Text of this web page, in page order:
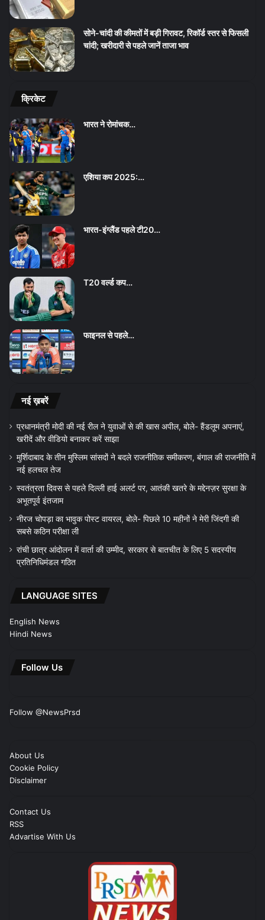
सोने-चांदी की कीमतों में बड़ी गिरावट, रिकॉर्ड स्तर से फिसली
चांदी; खरीदारी से पहले जानें ताजा भाव
क्रिकेट
भारत ने रोमांचक…
एशिया कप 2025:…
भारत-इंग्लैंड पहले टी20…
T20 वर्ल्ड कप…
फाइनल से पहले…
नई ख़बरें
प्रधानमंत्री मोदी की नई रील ने युवाओं से की खास अपील, बोले- हैंडलूम अपनाएं,
खरीदें और वीडियो बनाकर करें साझा
मुर्शिदाबाद के तीन मुस्लिम सांसदों ने बदले राजनीतिक समीकरण, बंगाल की राजनीति में
नई हलचल तेज
स्वतंत्रता दिवस से पहले दिल्ली हाई अलर्ट पर, आतंकी खतरे के मद्देनज़र सुरक्षा के
अभूतपूर्व इंतजाम
नीरज चोपड़ा का भावुक पोस्ट वायरल, बोले- पिछले 10 महीनों ने मेरी जिंदगी की
सबसे कठिन परीक्षा ली
रांची छात्र आंदोलन में वार्ता की उम्मीद, सरकार से बातचीत के लिए 5 सदस्यीय
प्रतिनिधिमंडल गठित
LANGUAGE SITES
English News
Hindi News
Follow Us
Follow @NewsPrsd
About Us
Cookie Policy
Disclaimer
Contact Us
RSS
Advartise With Us